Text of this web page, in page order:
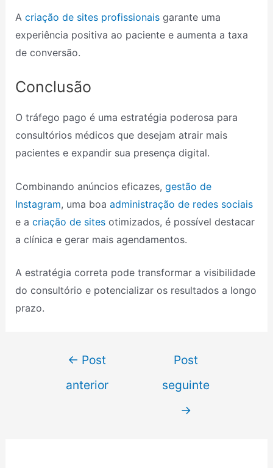
A criação de sites profissionaisgarante uma
experiência positiva ao paciente e aumenta a taxa
de conversão.
Conclusão
O tráfego pago é uma estratégia poderosa para
consultórios médicos que desejam atrair mais
pacientes e expandir sua presença digital.
Combinando anúncios eficazes, gestão de
Instagram, uma boa administração de redes sociais
e a criação de sitesotimizados, é possível destacar
a clínica e gerar mais agendamentos.
A estratégia correta pode transformar a visibilidade
do consultório e potencializar os resultados a longo
prazo.
← Post
anterior
Post
seguinte
→